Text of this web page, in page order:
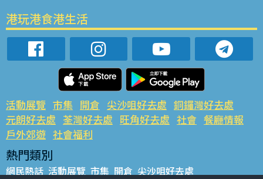
港玩港食港生活
活動展覽 市集 開倉 尖沙咀好去處 銅鑼灣好去處
元朗好去處 荃灣好去處 旺角好去處 社會 餐廳情報
戶外郊遊 社會福利
熱門類別
網民熱話 活動展覽 市集 開倉 尖沙咀好去處